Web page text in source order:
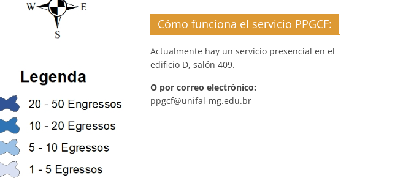
Cómo funciona el servicio PPGCF:
Actualmente hay un servicio presencial en el
edificio D, salón 409.
O por correo electrónico:
ppgcf@unifal-mg.edu.br